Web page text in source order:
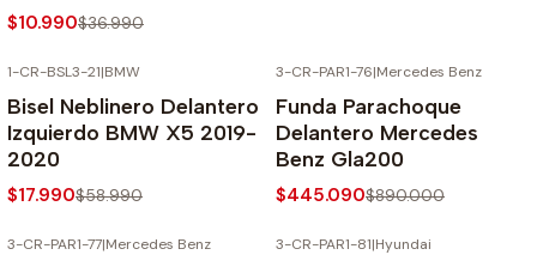
$10.990$36.990
1-CR-BSL3-21|BMW
Bisel Neblinero Delantero
Izquierdo BMW X5 2019-
2020
$17.990$58.990
3-CR-PAR1-76|Mercedes Benz
Funda Parachoque
Delantero Mercedes
Benz Gla200
$445.090$890.000
3-CR-PAR1-77|Mercedes Benz 3-CR-PAR1-81|Hyundai